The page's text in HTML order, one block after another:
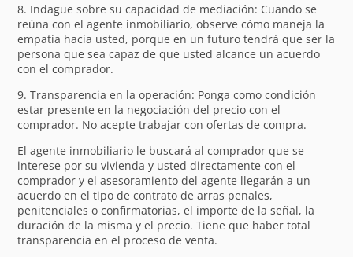
8. Indague sobre su capacidad de mediación: Cuando se
reúna con el agente inmobiliario, observe cómo maneja la
empatía hacia usted, porque en un futuro tendrá que ser la
persona que sea capaz de que usted alcance un acuerdo
con el comprador.
9. Transparencia en la operación: Ponga como condición
estar presente en la negociación del precio con el
comprador. No acepte trabajar con ofertas de compra.
El agente inmobiliario le buscará al comprador que se
interese por su vivienda y usted directamente con el
comprador y el asesoramiento del agente llegarán a un
acuerdo en el tipo de contrato de arras penales,
penitenciales o confirmatorias, el importe de la señal, la
duración de la misma y el precio. Tiene que haber total
transparencia en el proceso de venta.